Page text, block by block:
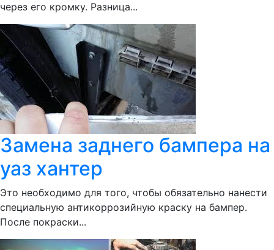
через его кромку. Разница...
Замена заднего бампера на
уаз хантер
Это необходимо для того, чтобы обязательно нанести
специальную антикоррозийную краску на бампер.
После покраски...